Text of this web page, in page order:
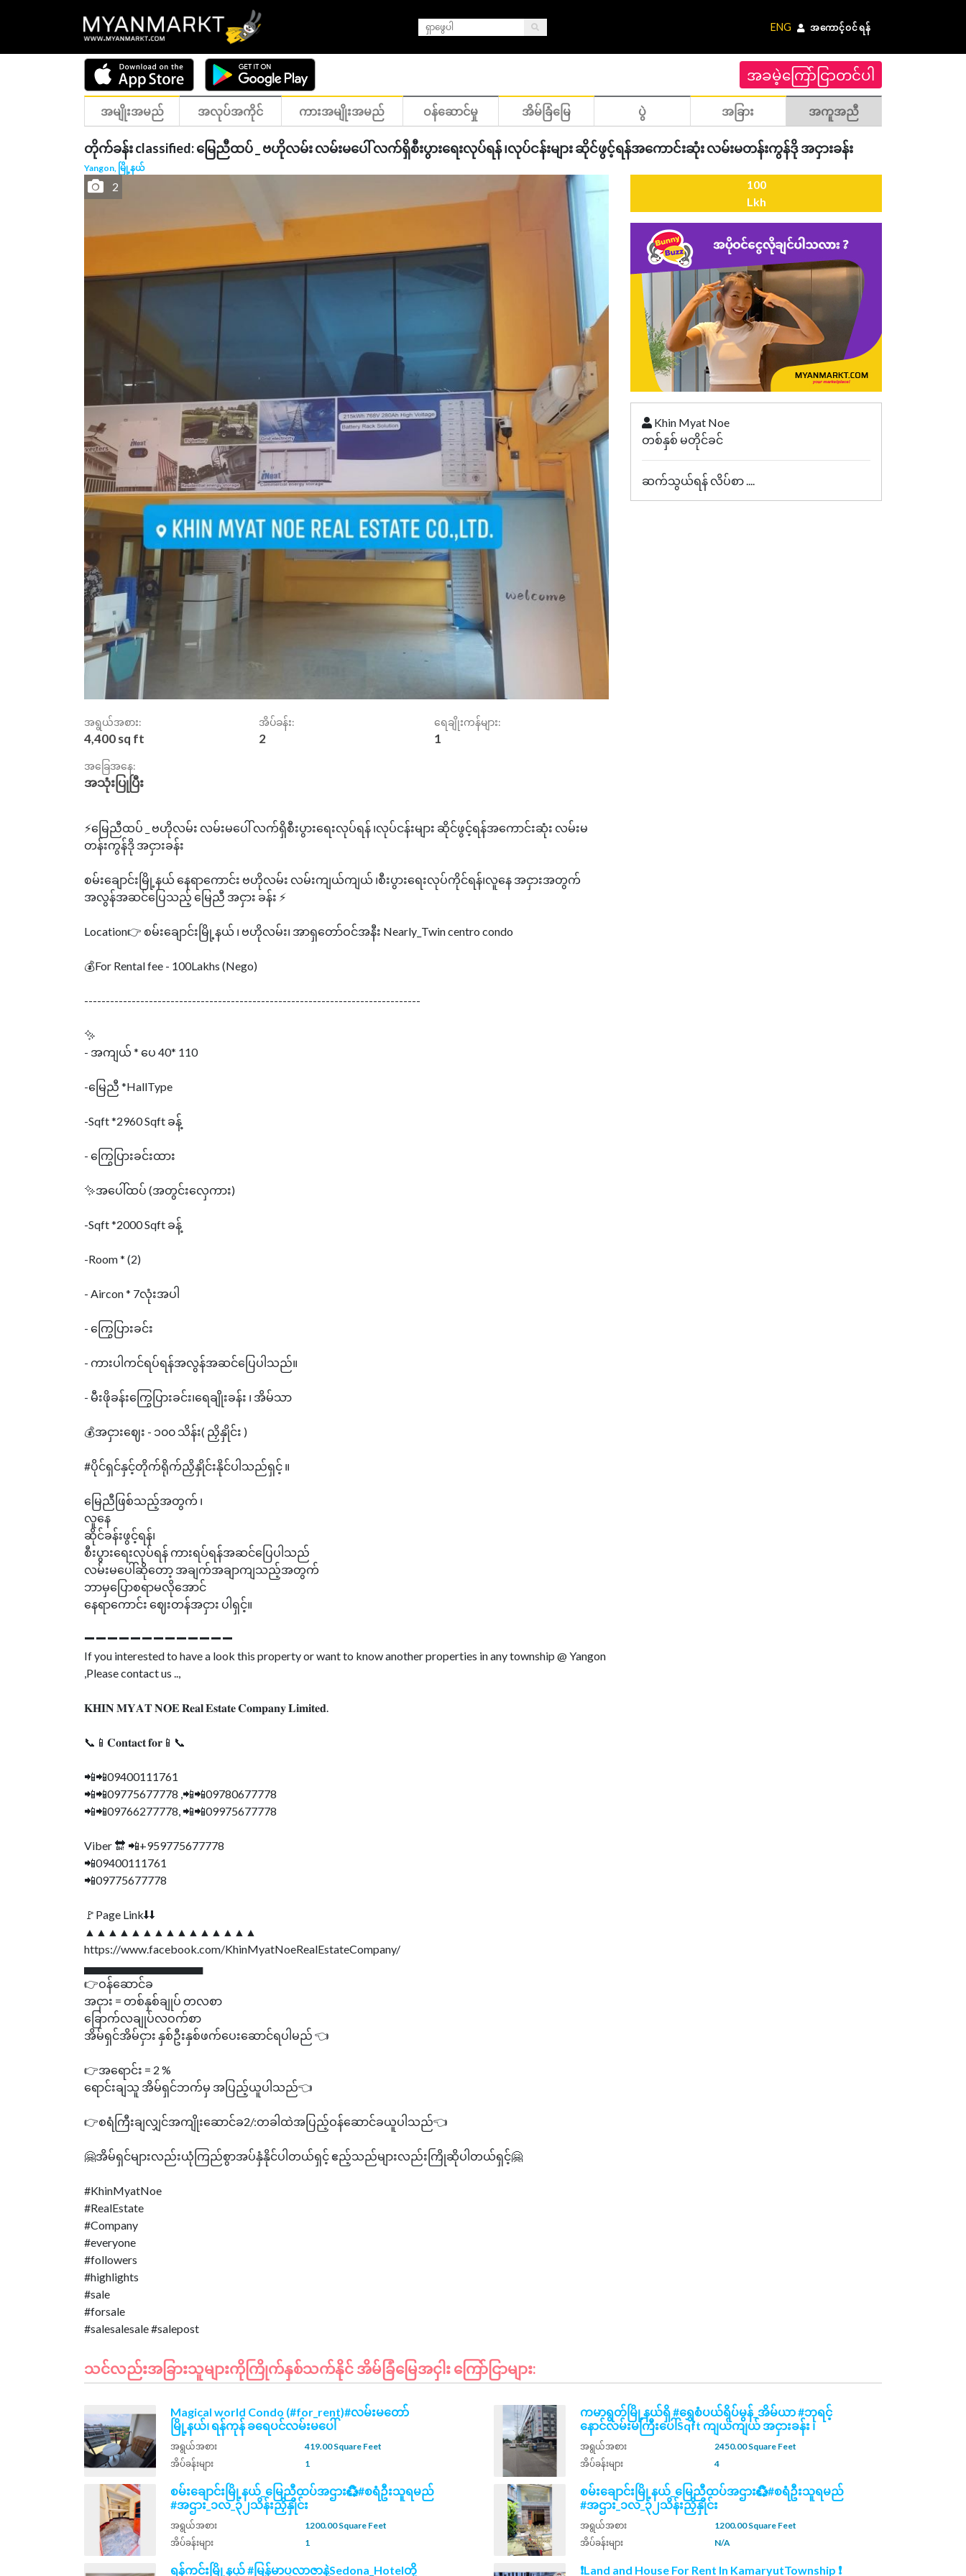
ENG အကောင့်ဝင်ရန်
အခမဲ့ကြော်ငြာတင်ပါ
အမျိုးအမည် အလုပ်အကိုင် ကားအမျိုးအမည် ဝန်ဆောင်မှု အိမ်ခြံမြေ ပွဲ အခြား အကူအညီ
တိုက်ခန်း classified: မြေညီထပ် _ ဗဟိုလမ်း လမ်းမပေါ် လက်ရှိစီးပွားရေးလုပ်ရန် ၊လုပ်ငန်းများ ဆိုင်ဖွင့်ရန်အကောင်းဆုံး လမ်းမတန်းကွန်ဒို အငှားခန်း
Yangon, မြို့နယ်
2
100
Lkh
Khin Myat Noe
တစ်နှစ် မတိုင်ခင်
ဆက်သွယ်ရန် လိပ်စာ ....
အရွယ်အစား:
4,400 sq ft
အိပ်ခန်း:
2
ရေချိုးကန်များ:
1
အခြေအနေ:
အသုံးပြုပြီး
⚡မြေညီထပ် _ ဗဟိုလမ်း လမ်းမပေါ် လက်ရှိစီးပွားရေးလုပ်ရန် ၊လုပ်ငန်းများ ဆိုင်ဖွင့်ရန်အကောင်းဆုံး လမ်းမ
တန်းကွန်ဒို အငှားခန်း
စမ်းချောင်းမြို့နယ် နေရာကောင်း ဗဟိုလမ်း လမ်းကျယ်ကျယ် ၊စီးပွားရေးလုပ်ကိုင်ရန်၊လူနေ အငှားအတွက်
အလွန်အဆင်‌ပြေသည့် မြေညီ အငှား ခန်း ⚡
Location👉 စမ်းချောင်းမြို့နယ် ၊ ဗဟိုလမ်း၊ အာရှတော်ဝင်အနီး Nearly_Twin centro condo
💰For Rental fee - 100Lakhs (Nego)
------------------------------------------------------------------------------
✨
- အကျယ် * ပေ 40* 110
-မြေညီ *HallType
-Sqft *2960 Sqft ခန့်
- ကြွေပြားခင်းထား
✨အပေါ်ထပ် (အတွင်းလှေကား)
-Sqft *2000 Sqft ခန့်
-Room * (2)
- Aircon * 7လုံးအပါ
- ကြွေပြားခင်း
- ကားပါကင်ရပ်ရန်အလွန်အဆင်ပြေပါသည်။
- မီးဖိုခန်းကြွေပြားခင်း၊ရေချိုးခန်း ၊ အိမ်သာ
💰အငှားဈေး - ၁၀၀ သိန်း( ညှိနှိုင်း )
#ပိုင်ရှင်နှင့်တိုက်ရိုက်ညှိနှိုင်းနိုင်ပါသည်ရှင့် ။
မြေညီဖြစ်သည့်အတွက် ၊
လူနေ
ဆိုင်ခန်းဖွင့်ရန်၊
စီးပွားရေးလုပ်ရန် ကားရပ်ရန်အဆင်ပြေပါသည်
လမ်းမပေါ်ဆိုတော့ အချက်အချာကျသည့်အတွက်
ဘာမှပြောစရာမလိုအောင်
နေရာကောင်း ဈေးတန်အငှား ပါရှင့်။
➖➖➖➖➖➖➖➖➖➖➖➖➖
If you interested to have a look this property or want to know another properties in any township @ Yangon
,Please contact us ..,
𝐊𝐇𝐈𝐍 𝐌𝐘𝐀𝐓 𝐍𝐎𝐄 𝐑𝐞𝐚𝐥 𝐄𝐬𝐭𝐚𝐭𝐞 𝐂𝐨𝐦𝐩𝐚𝐧𝐲 𝐋𝐢𝐦𝐢𝐭𝐞𝐝.
📞📱𝐂𝐨𝐧𝐭𝐚𝐜𝐭 𝐟𝐨𝐫📱📞
📲📲09400111761
📲📲09775677778 ,📲📲09780677778
📲📲09766277778, 📲📲09975677778
Viber 🔛 📲+959775677778
📲09400111761
📲09775677778
🚩Page Link⬇⬇
▲▲▲▲▲▲▲▲▲▲▲▲▲▲▲
https://www.facebook.com/KhinMyatNoeRealEstateCompany/
▄▄▄▄▄▄▄▄▄▄▄▄▄▄▄
👉ဝန်ဆောင်ခ
အငှား = တစ်နှစ်ချုပ် တလစာ
ခြောက်လချုပ်လဝက်စာ
အိမ်ရှင်အိမ်ငှား နှစ်ဦးနှစ်ဖက်ပေးဆောင်ရပါမည် 👈
👉အရောင်း = 2 %
ရောင်းချသူ အိမ်ရှင်ဘက်မှ အပြည့်ယူပါသည်👈
👉စရံကြီးချလျှင်အကျိုးဆောင်ခ2/:တခါထဲအပြည့်ဝန်ဆောင်ခယူပါသည်👈
🤗အိမ်ရှင်များလည်းယုံကြည်စွာအပ်နှံနိုင်ပါတယ်ရှင့် ဧည့်သည်များလည်းကြိုဆိုပါတယ်ရှင့်🤗
#KhinMyatNoe
#RealEstate
#Company
#everyone
#followers
#highlights
#sale
#forsale
သင်လည်းအခြားသူများကိုကြိုက်နှစ်သက်နိုင် အိမ်ခြံမြေအငှါး ကြော်ငြာများ:
Magical world Condo (#for_rent)#လမ်းမတော်
မြို့နယ်၊ ရန်ကုန် ခရေပင်လမ်းမပေါ်
အရွယ်အစား
419.00 Square Feet
အိပ်ခန်းများ
1
ကမာရွတ်မြို့နယ်ရှိ #ရွှေစံပယ်ရိပ်မွန်_အိမ်ယာ #ဘုရင့်
နောင်လမ်းမကြီးပေါ်Sqft ကျယ်ကျယ် အငှားခန်း ၊
အရွယ်အစား
2450.00 Square Feet
အိပ်ခန်းများ
4
စမ်းချောင်းမြို့နယ်_မြေညီထပ်အဌား♻️#စရံဦးသူရမည်
#အဌား_၁လ_၃၂သိန်းညှိနှိုင်း
အရွယ်အစား
1200.00 Square Feet
အိပ်ခန်းများ
1
စမ်းချောင်းမြို့နယ်_မြေညီထပ်အဌား♻️#စရံဦးသူရမည်
#အဌား_၁လ_၃၂သိန်းညှိနှိုင်း
အရွယ်အစား
1200.00 Square Feet
အိပ်ခန်းများ
N/A
ရန်ကင်းမြို့နယ် #မြန်မာပလာဇာနဲ့Sedona_Hotelတို့ ❗Land and House For Rent In KamaryutTownship ❗